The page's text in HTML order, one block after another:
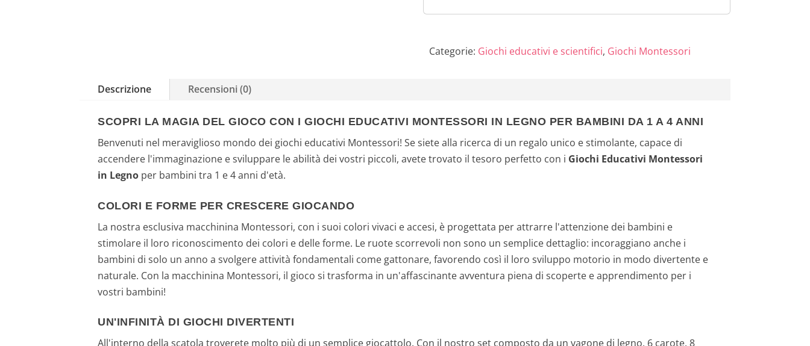
Anni...
Categorie: Giochi educativi e scientifici, Giochi Montessori
Descrizione Recensioni (0)
SCOPRI LA MAGIA DEL GIOCO CON I GIOCHI EDUCATIVI MONTESSORI IN LEGNO PER BAMBINI DA 1 A 4 ANNI
Benvenuti nel meraviglioso mondo dei giochi educativi Montessori! Se siete alla ricerca di un regalo unico e stimolante, capace di
accendere l'immaginazione e sviluppare le abilità dei vostri piccoli, avete trovato il tesoro perfetto con i Giochi Educativi Montessori
in Legno per bambini tra 1 e 4 anni d'età.
COLORI E FORME PER CRESCERE GIOCANDO
La nostra esclusiva macchinina Montessori, con i suoi colori vivaci e accesi, è progettata per attrarre l'attenzione dei bambini e
stimolare il loro riconoscimento dei colori e delle forme. Le ruote scorrevoli non sono un semplice dettaglio: incoraggiano anche i
bambini di solo un anno a svolgere attività fondamentali come gattonare, favorendo così il loro sviluppo motorio in modo divertente e
naturale. Con la macchinina Montessori, il gioco si trasforma in un'affascinante avventura piena di scoperte e apprendimento per i
vostri bambini!
UN'INFINITÀ DI GIOCHI DIVERTENTI
All'interno della scatola troverete molto più di un semplice giocattolo. Con il nostro set composto da un vagone di legno, 6 carote, 8